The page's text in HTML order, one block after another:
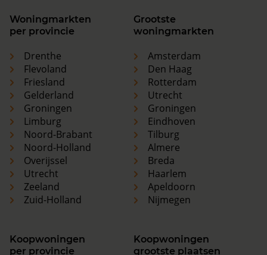
Woningmarkten
per provincie
Drenthe
Flevoland
Friesland
Gelderland
Groningen
Limburg
Noord-Brabant
Noord-Holland
Overijssel
Utrecht
Zeeland
Zuid-Holland
Grootste
woningmarkten
Amsterdam
Den Haag
Rotterdam
Utrecht
Groningen
Eindhoven
Tilburg
Almere
Breda
Haarlem
Apeldoorn
Nijmegen
Koopwoningen
per provincie
Koopwoningen
grootste plaatsen